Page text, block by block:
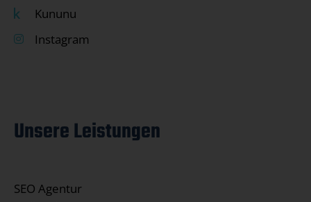
Kununu
Instagram
Unsere Leistungen
SEO Agentur